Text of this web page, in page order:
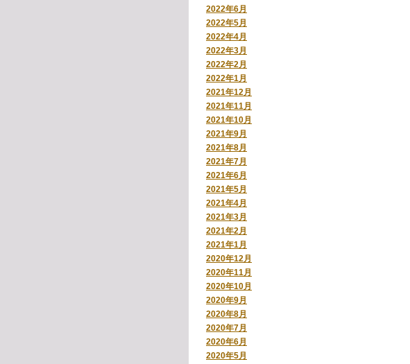
2022年6月
2022年5月
2022年4月
2022年3月
2022年2月
2022年1月
2021年12月
2021年11月
2021年10月
2021年9月
2021年8月
2021年7月
2021年6月
2021年5月
2021年4月
2021年3月
2021年2月
2021年1月
2020年12月
2020年11月
2020年10月
2020年9月
2020年8月
2020年7月
2020年6月
2020年5月